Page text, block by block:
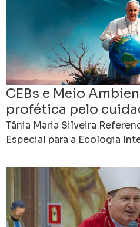
CEBs e Meio
profética pelo
Comum
Tânia Maria Silveira
Especial para a Ecologia
Eclesiais de Base